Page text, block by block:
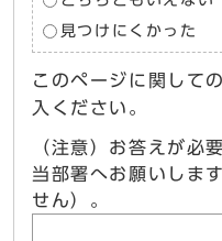
見つけにくかった
このページに関して
入ください。
（注意）お答えが必
当部署へお願いしま
せん）。